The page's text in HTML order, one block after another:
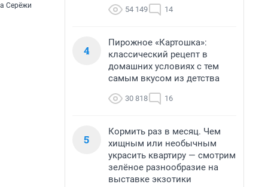
Серёжи 54 149 14
4
Пирожное «Картошка»:
классический рецепт в
домашних условиях с тем
самым вкусом из детства
30 818 16
5
Кормить раз в месяц. Чем
хищным или необычным
украсить квартиру — смотрим
зелёное разнообразие на
выставке экзотики